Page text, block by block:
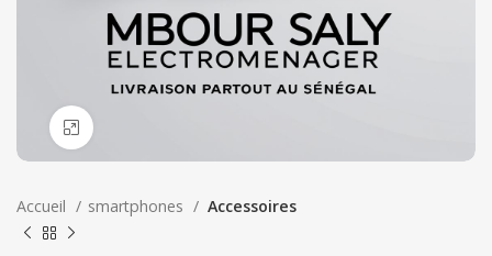
Accueil smartphones Accessoires